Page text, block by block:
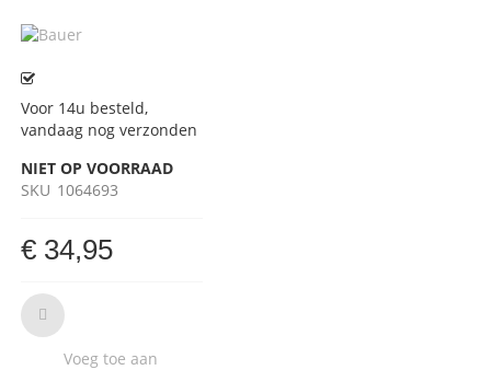
Voor 14u besteld,
vandaag nog verzonden
NIET OP VOORRAAD
SKU 1064693
€ 34,95
Voeg toe aan